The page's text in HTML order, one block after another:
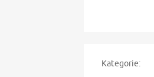
Kategorie: